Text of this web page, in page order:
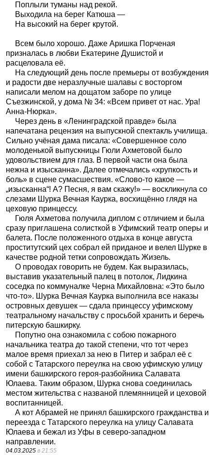
Поплыли туманы над рекой.
Выходила на берег Катюша —
На высокий на берег крутой.
Всем было хорошо. Даже Аришка Порченая
призналась в любви Екатерине Душистой и
расцеловала её.
На следующий день после премьеры от возбуждения
и радости две неразлучные шалавы с восторгом
написали мелом на дощатом заборе по улице
Съезжинской, у дома № 34: «Всем привет от нас. Ура!
Анна-Нюрка».
Через день в «Ленинградской правде» была
напечатана рецензия на выпускной спектакль училища.
Сильно учёная дама писала: «Совершенное соло
молоденькой выпускницы Гюли Ахметовой было
удовольствием для глаз. В первой части она была
нежна и изысканна». Далее отмечались «хрупкость и
боль» в сцене сумасшествия. «Слово-то какое —
„изысканна“! А? Песня, я вам скажу!» — воскликнула со
слезами Шурка Вечная Каурка, восхищённо глядя на
цеховую принцессу.
Гюля Ахметова получила диплом с отличием и была
сразу приглашена солисткой в Уфимский театр оперы и
балета. После положенного отдыха в конце августа
проститутский цех собрал ей приданое и велел Шурке в
качестве родной тетки сопровождать Жизель.
О проводах говорить не будем. Как выразилась,
выставив указательный палец в потолок, Лидкина
соседка по коммуналке Черна Михайловна: «Это было
что-то». Шурка Вечная Каурка выполнила все наказы
островных девушек — сдала принцессу уфимскому
театральному начальству с просьбой хранить и беречь
питерскую башкирку.
Попутно она ознакомила с собою пожарного
начальника театра до такой степени, что тот через
малое время приехал за нею в Питер и забрал её с
собой с Татарского переулка на свою уфимскую улицу
имени башкирского героя-разбойника Салавата
Юлаева. Таким образом, Шурка снова соединилась
местом жительства с названой племянницей и цеховой
воспитанницей.
А кот Абрамей не принял башкирского гражданства и
переезда с Татарского переулка на улицу Салавата
Юлаева и бежал из Уфы в северо-западном
направлении.
04.03.2025 в 21:55